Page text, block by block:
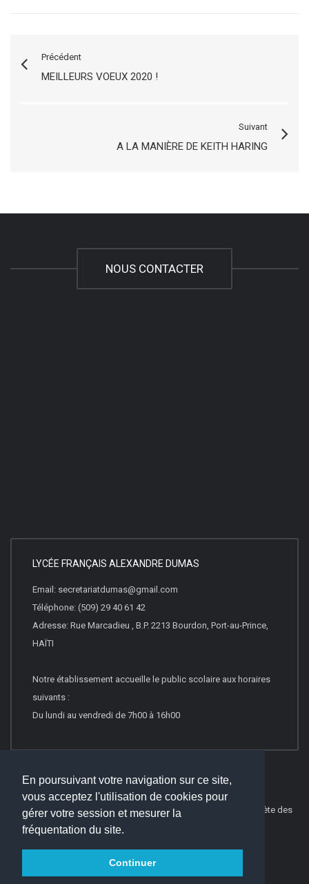
En poursuivant votre navigation sur ce site,
vous acceptez l'utilisation de cookies pour
gérer votre session et mesurer la
fréquentation du site.
Continuer
Précédent
MEILLEURS VOEUX 2020 !
Suivant
A LA MANIÈRE DE KEITH HARING
NOUS CONTACTER
LYCÉE FRANÇAIS ALEXANDRE DUMAS
Email: secretariatdumas@gmail.com
Téléphone: (509) 29 40 61 42
Adresse: Rue Marcadieu , B.P. 2213 Bourdon, Port-au-Prince,
HAÏTI
Notre établissement accueille le public scolaire aux horaires
suivants :
Du lundi au vendredi de 7h00 à 16h00
© 2016 Websco Innovations -Mentions Légales
Liste Complète des